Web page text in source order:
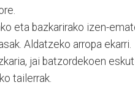
eta bazkarirako izen-
Aldatzeko arropa ekarri.
jai batzordekoen
tailerrak.